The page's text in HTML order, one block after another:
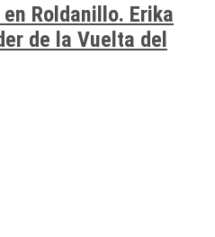
Roldanillo. Erika
de la Vuelta del